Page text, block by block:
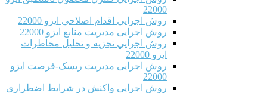
22000
روش اجرايي اقدام اصلاحي ایزو 22000
روش اجرایی مدیریت منابع ایزو 22000
روش اجرايي تجزیه و تحلیل مخاطرات
ایزو 22000
روش اجرایی مدیریت ریسک-فرصت ایزو
22000
روش اجرایی واکنش در شرایط اضطراری